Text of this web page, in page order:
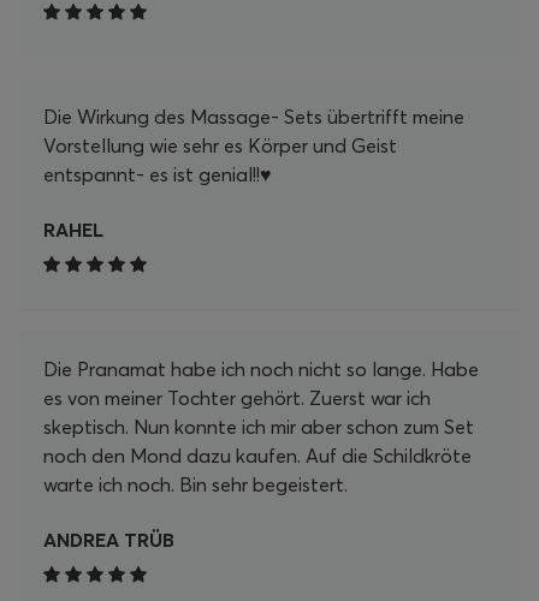
Die Wirkung des Massage- Sets übertrifft meine
Vorstellung wie sehr es Körper und Geist
entspannt- es ist genial!!♥️
RAHEL
Die Pranamat habe ich noch nicht so lange. Habe
es von meiner Tochter gehört. Zuerst war ich
skeptisch. Nun konnte ich mir aber schon zum Set
noch den Mond dazu kaufen. Auf die Schildkröte
warte ich noch. Bin sehr begeistert.
ANDREA TRÜB